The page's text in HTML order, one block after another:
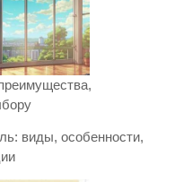
виды, особенности,